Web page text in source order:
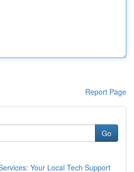
Report Page
Go
Your Local Tech Support